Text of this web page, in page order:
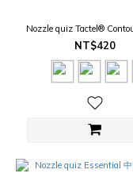
Nozzle quiz Tactel®
NT$420